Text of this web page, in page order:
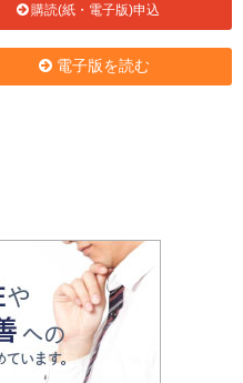
購読(紙・電子版)申込
電子版を読む